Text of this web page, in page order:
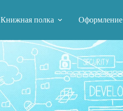
Книжная полка Оформление